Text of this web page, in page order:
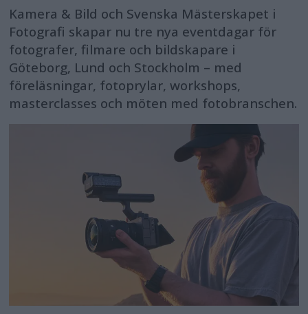
Kamera & Bild och Svenska Mästerskapet i
Fotografi skapar nu tre nya eventdagar för
fotografer, filmare och bildskapare i
Göteborg, Lund och Stockholm – med
föreläsningar, fotoprylar, workshops,
masterclasses och möten med fotobranschen.